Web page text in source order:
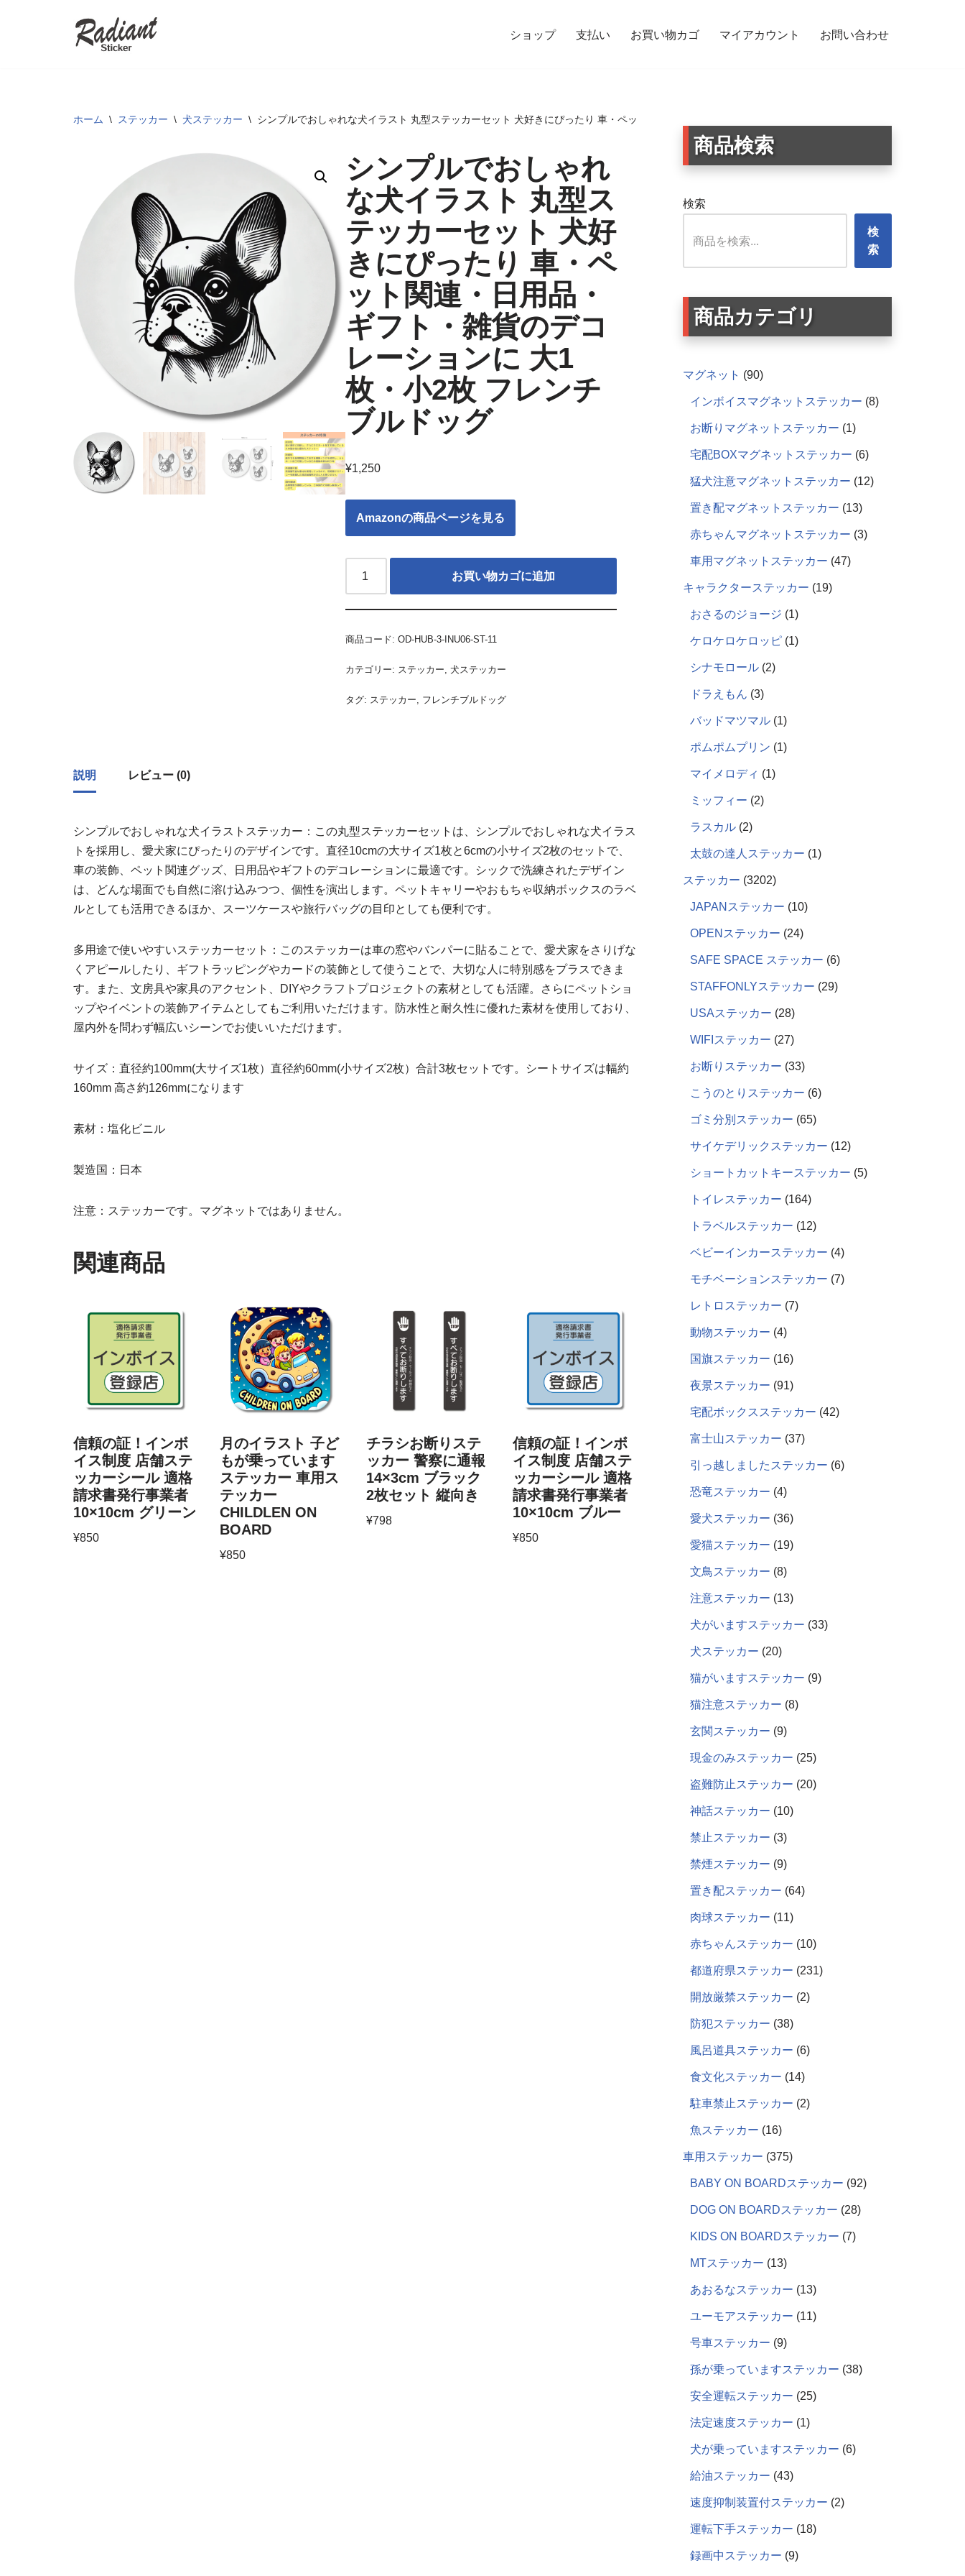
ショップ 支払い お買い物カゴ マイアカウント お問い合わせ
ホーム \ ステッカー \ 犬ステッカー \ シンプルでおしゃれな犬イラスト 丸型ステッカーセット 犬好きにぴったり 車・ペット関連・日用品・ギフト・雑貨のデコレーションに 大1枚・小2枚 フレ
シンプルでおしゃれ
な犬イラスト 丸型ス
テッカーセット 犬好
きにぴったり 車・ペ
ット関連・日用品・
ギフト・雑貨のデコ
レーションに 大1
枚・小2枚 フレンチ
ブルドッグ
¥1,250
Amazonの商品ページを見る
お買い物カゴに追加
商品コード: OD-HUB-3-INU06-ST-11
カテゴリー: ステッカー, 犬ステッカー
タグ: ステッカー, フレンチブルドッグ
説明 レビュー (0)
シンプルでおしゃれな犬イラストステッカー：この丸型ステッカーセットは、シンプルでおしゃれな犬イラス
トを採用し、愛犬家にぴったりのデザインです。直径10cmの大サイズ1枚と6cmの小サイズ2枚のセットで、
車の装飾、ペット関連グッズ、日用品やギフトのデコレーションに最適です。シックで洗練されたデザイン
は、どんな場面でも自然に溶け込みつつ、個性を演出します。ペットキャリーやおもちゃ収納ボックスのラベ
ルとしても活用できるほか、スーツケースや旅行バッグの目印としても便利です。
多用途で使いやすいステッカーセット：このステッカーは車の窓やバンパーに貼ることで、愛犬家をさりげな
くアピールしたり、ギフトラッピングやカードの装飾として使うことで、大切な人に特別感をプラスできま
す。また、文房具や家具のアクセント、DIYやクラフトプロジェクトの素材としても活躍。さらにペットショ
ップやイベントの装飾アイテムとしてもご利用いただけます。防水性と耐久性に優れた素材を使用しており、
屋内外を問わず幅広いシーンでお使いいただけます。
サイズ：直径約100mm(大サイズ1枚）直径約60mm(小サイズ2枚）合計3枚セットです。シートサイズは幅約
160mm 高さ約126mmになります
素材：塩化ビニル
製造国：日本
注意：ステッカーです。マグネットではありません。
関連商品
信頼の証！インボ
イス制度 店舗ステ
ッカーシール 適格
請求書発行事業者
10×10cm グリーン
¥850
月のイラスト 子ど
もが乗っています
ステッカー 車用ス
テッカー
CHILDLEN ON
BOARD
¥850
チラシお断りステ
ッカー 警察に通報
14×3cm ブラック
2枚セット 縦向き
¥798
信頼の証！インボ
イス制度 店舗ステ
ッカーシール 適格
請求書発行事業者
10×10cm ブルー
¥850
商品検索
検索
検
索
商品カテゴリ
マグネット 90
インボイスマグネットステッカー 8
お断りマグネットステッカー 1
宅配BOXマグネットステッカー 6
猛犬注意マグネットステッカー 12
置き配マグネットステッカー 13
赤ちゃんマグネットステッカー 3
車用マグネットステッカー 47
キャラクターステッカー 19
おさるのジョージ 1
ケロケロケロッピ 1
シナモロール 2
ドラえもん 3
バッドマツマル 1
ポムポムプリン 1
マイメロディ 1
ミッフィー 2
ラスカル 2
太鼓の達人ステッカー 1
ステッカー 3202
JAPANステッカー 10
OPENステッカー 24
SAFE SPACE ステッカー 6
STAFFONLYステッカー 29
USAステッカー 28
WIFIステッカー 27
お断りステッカー 33
こうのとりステッカー 6
ゴミ分別ステッカー 65
サイケデリックステッカー 12
ショートカットキーステッカー 5
トイレステッカー 164
トラベルステッカー 12
ベビーインカーステッカー 4
モチベーションステッカー 7
レトロステッカー 7
動物ステッカー 4
国旗ステッカー 16
夜景ステッカー 91
宅配ボックスステッカー 42
富士山ステッカー 37
引っ越しましたステッカー 6
恐竜ステッカー 4
愛犬ステッカー 36
愛猫ステッカー 19
文鳥ステッカー 8
注意ステッカー 13
犬がいますステッカー 33
犬ステッカー 20
猫がいますステッカー 9
猫注意ステッカー 8
玄関ステッカー 9
現金のみステッカー 25
盗難防止ステッカー 20
神話ステッカー 10
禁止ステッカー 3
禁煙ステッカー 9
置き配ステッカー 64
肉球ステッカー 11
赤ちゃんステッカー 10
都道府県ステッカー 231
開放厳禁ステッカー 2
防犯ステッカー 38
風呂道具ステッカー 6
食文化ステッカー 14
駐車禁止ステッカー 2
魚ステッカー 16
車用ステッカー 375
BABY ON BOARDステッカー 92
DOG ON BOARDステッカー 28
KIDS ON BOARDステッカー 7
MTステッカー 13
あおるなステッカー 13
ユーモアステッカー 11
号車ステッカー 9
孫が乗っていますステッカー 38
安全運転ステッカー 25
法定速度ステッカー 1
犬が乗っていますステッカー 6
給油ステッカー 43
速度抑制装置付ステッカー 2
運転下手ステッカー 18
録画中ステッカー 9